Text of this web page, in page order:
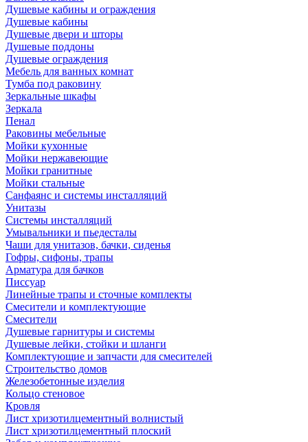
Душевые кабины и ограждения
Душевые кабины
Душевые двери и шторы
Душевые поддоны
Душевые ограждения
Мебель для ванных комнат
Тумба под раковину
Зеркальные шкафы
Зеркала
Пенал
Раковины мебельные
Мойки кухонные
Мойки нержавеющие
Мойки гранитные
Мойки стальные
Санфаянс и системы инсталляций
Унитазы
Системы инсталляций
Умывальники и пьедесталы
Чаши для унитазов, бачки, сиденья
Гофры, сифоны, трапы
Арматура для бачков
Писсуар
Линейные трапы и сточные комплекты
Смесители и комплектующие
Смесители
Душевые гарнитуры и системы
Душевые лейки, стойки и шланги
Комплектующие и запчасти для смесителей
Строительство домов
Железобетонные изделия
Кольцо стеновое
Кровля
Лист хризотилцементный волнистый
Лист хризотилцементный плоский